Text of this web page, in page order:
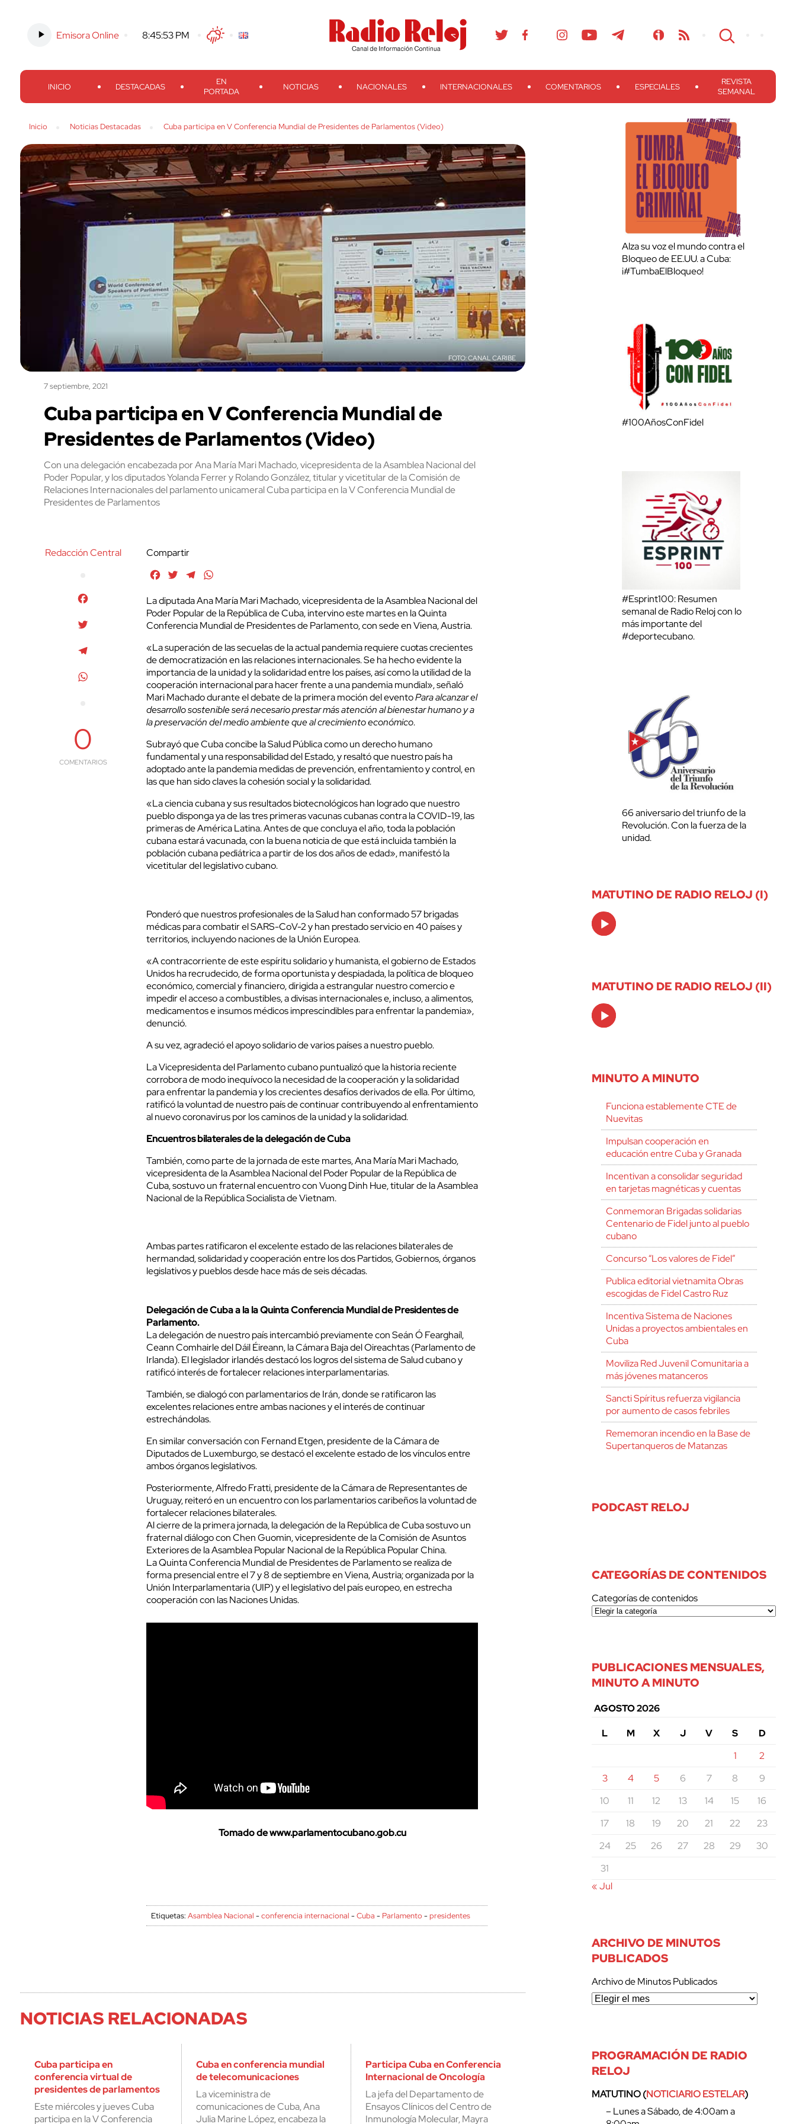
Emisora Online 8:45:54 PM TwitterFacebook
Threads
Instagram TelegramTeveo Ivoox RSS Search
INICIO DESTACADAS
EN
PORTADA
NOTICIAS NACIONALES INTERNACIONALES COMENTARIOS ESPECIALES
REVISTA
SEMANAL
Inicio Noticias Destacadas Cuba participa en V Conferencia Mundial de Presidentes de Parlamentos (Video)
CANAL CARIBE
7 septiembre, 2021
Cuba participa en V Conferencia Mundial de
Presidentes de Parlamentos (Video)
Con una delegación encabezada por Ana María Mari Machado, vicepresidenta de la Asamblea Nacional del
Poder Popular, y los diputados Yolanda Ferrer y Rolando González, titular y vicetitular de la Comisión de
Relaciones Internacionales del parlamento unicameral Cuba participa en la V Conferencia Mundial de
Presidentes de Parlamentos
Redacción Central
0
COMENTARIOS
Compartir
FacebookTwitterTelegram
La diputada Ana María Mari Machado, vicepresidenta de la Asamblea Nacional del
Poder Popular de la República de Cuba, intervino este martes en la Quinta
Conferencia Mundial de Presidentes de Parlamento, con sede en Viena, Austria.
«La superación de las secuelas de la actual pandemia requiere cuotas crecientes
de democratización en las relaciones internacionales. Se ha hecho evidente la
importancia de la unidad y la solidaridad entre los países, así como la utilidad de la
cooperación internacional para hacer frente a una pandemia mundial», señaló
Mari Machado durante el debate de la primera moción del eventoPara alcanzar el
desarrollo sostenible será necesario prestar más atención al bienestar humano y a
la preservación del medio ambiente que al crecimiento económico.
Subrayó que Cuba concibe la Salud Pública como un derecho humano
fundamental y una responsabilidad del Estado, y resaltó que nuestro país ha
adoptado ante la pandemia medidas de prevención, enfrentamiento y control, en
las que han sido claves la cohesión social y la solidaridad.
«La ciencia cubana y sus resultados biotecnológicos han logrado que nuestro
pueblo disponga ya de las tres primeras vacunas cubanas contra la COVID-19, las
primeras de América Latina. Antes de que concluya el año, toda la población
cubana estará vacunada, con la buena noticia de que está incluida también la
población cubana pediátrica a partir de los dos años de edad», manifestó la
vicetitular del legislativo cubano.
Ponderó que nuestros profesionales de la Salud han conformado 57 brigadas
médicas para combatir el SARS-CoV-2 y han prestado servicio en 40 países y
territorios, incluyendo naciones de la Unión Europea.
«A contracorriente de este espíritu solidario y humanista, el gobierno de Estados
Unidos ha recrudecido, de forma oportunista y despiadada, la política de bloqueo
económico, comercial y financiero, dirigida a estrangular nuestro comercio e
impedir el acceso a combustibles, a divisas internacionales e, incluso, a alimentos,
medicamentos e insumos médicos imprescindibles para enfrentar la pandemia»,
denunció.
A su vez, agradeció el apoyo solidario de varios países a nuestro pueblo.
La Vicepresidenta del Parlamento cubano puntualizó que la historia reciente
corrobora de modo inequívoco la necesidad de la cooperación y la solidaridad
para enfrentar la pandemia y los crecientes desafíos derivados de ella. Por último,
ratificó la voluntad de nuestro país de continuar contribuyendo al enfrentamiento
al nuevo coronavirus por los caminos de la unidad y la solidaridad.
Encuentros bilaterales de la delegación de Cuba
También, como parte de la jornada de este martes, Ana María Mari Machado,
vicepresidenta de la Asamblea Nacional del Poder Popular de la República de
Cuba, sostuvo un fraternal encuentro con Vuong Dinh Hue, titular de la Asamblea
Nacional de la República Socialista de Vietnam.
Ambas partes ratificaron el excelente estado de las relaciones bilaterales de
hermandad, solidaridad y cooperación entre los dos Partidos, Gobiernos, órganos
legislativos y pueblos desde hace más de seis décadas.
Delegación de Cuba a la la Quinta Conferencia Mundial de Presidentes de
Parlamento.
La delegación denuestro paísintercambió previamente con Seán Ó Fearghaíl,
Ceann Comhairle del Dáil Éireann, la Cámara Baja del Oireachtas (Parlamento de
Irlanda). El legislador irlandésdestacó los logros del sistema de Salud cubano y
ratificó interés de fortalecer relaciones interparlamentarias.
También,se dialogó con parlamentarios deIrán, donde se ratificaron las
excelentes relaciones entre ambas naciones y el interés de continuar
estrechándolas.
En similar conversación con Fernand Etgen, presidente de la Cámara de
Diputados deLuxemburgo, se destacó el excelente estado de los vínculos entre
ambos órganos legislativos.
Posteriormente,Alfredo Fratti, presidente de la Cámara de Representantes de
Uruguay,reiteró en un encuentro con los parlamentarios caribeños la voluntad de
fortalecer relaciones bilaterales.
Al cierre de la primera jornada, la delegación de la República deCubasostuvo un
fraternal diálogo con Chen Guomin, vicepresidente de la Comisión de Asuntos
Exteriores de la Asamblea Popular Nacional de la República PopularChina.
La Quinta Conferencia Mundial de Presidentes de Parlamento se realiza de
forma presencial entre el 7 y 8 de septiembre en Viena, Austria; organizada por la
Unión Interparlamentaria (UIP) y el legislativo del país europeo, en estrecha
cooperación con las Naciones Unidas.
Tomado de www.parlamentocubano.gob.cu
Etiquetas:Asamblea Nacional -conferencia internacional -Cuba - Parlamento -presidentes
NOTICIAS RELACIONADAS
Cuba participa en
conferencia virtual de
presidentes de parlamentos
Este miércoles y jueves Cuba
participa en la V Conferencia
Cuba en conferencia mundial
de telecomunicaciones
La viceministra de
comunicaciones de Cuba, Ana
Julia Marine López, encabeza la
Participa Cuba en Conferencia
Internacional de Oncología
La jefa del Departamento de
Ensayos Clínicos del Centro de
Inmunología Molecular, Mayra
Alza su voz el mundo contra el
Bloqueo de EE.UU. a Cuba:
¡#TumbaElBloqueo!
#100AñosConFidel
#Esprint100: Resumen
semanal de Radio Reloj con lo
más importante del
#deportecubano.
66 aniversario del triunfo de la
Revolución. Con la fuerza de la
unidad.
MATUTINO DE RADIO RELOJ (I)
Audio
Player
MATUTINO DE RADIO RELOJ (II)
Audio
Player
MINUTO A MINUTO
Funciona establemente CTE de
Nuevitas
Impulsan cooperación en
educación entre Cuba y Granada
Incentivan a consolidar seguridad
en tarjetas magnéticas y cuentas
Conmemoran Brigadas solidarias
Centenario de Fidel junto al pueblo
cubano
Concurso “Los valores de Fidel”
Publica editorial vietnamita Obras
escogidas de Fidel Castro Ruz
Incentiva Sistema de Naciones
Unidas a proyectos ambientales en
Cuba
Moviliza Red Juvenil Comunitaria a
más jóvenes matanceros
Sancti Spíritus refuerza vigilancia
por aumento de casos febriles
Rememoran incendio en la Base de
Supertanqueros de Matanzas
PODCAST RELOJ
CATEGORÍAS DE CONTENIDOS
Categorías de contenidos
PUBLICACIONES MENSUALES,
MINUTO A MINUTO
AGOSTO 2026
L
M X J V S
D
1
2
3
4 5 6 7 8
9
10
11 12 13 14 15
16
17
18 19 20 21 22
23
24
25 26 27 28 29
30
31
« Jul
ARCHIVO DE MINUTOS
PUBLICADOS
Archivo de Minutos Publicados
PROGRAMACIÓN DE RADIO
RELOJ
MATUTINO (NOTICIARIO ESTELAR)
– Lunes a Sábado, de 4:00am a